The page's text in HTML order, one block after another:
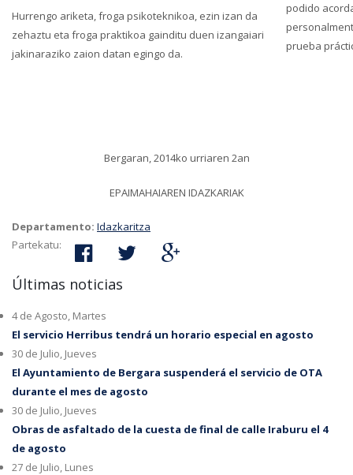
Hurrengo ariketa, froga psikoteknikoa, ezin izan da
zehaztu eta froga praktikoa gainditu duen izangaiari
jakinaraziko zaion datan egingo da.
podido
prueba
Bergaran, 2014ko urriaren 2an
EPAIMAHAIAREN IDAZKARIAK
Departamento: Idazkaritza
Partekatu:
Últimas noticias
4 de Agosto, Martes
El servicio Herribus tendrá un horario especial en agosto
30 de Julio, Jueves
El Ayuntamiento de Bergara suspenderá el servicio de OTA
durante el mes de agosto
30 de Julio, Jueves
Obras de asfaltado de la cuesta de final de calle Iraburu el 4
de agosto
27 de Julio, Lunes